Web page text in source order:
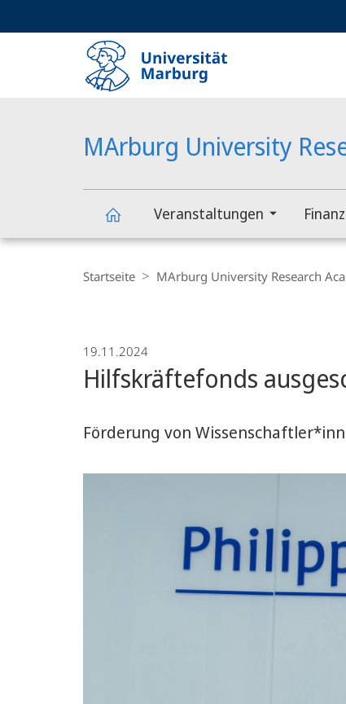
MArburg University
Academy
Veranstaltungen
Navigation
Startseite MArburg University Research
19.11.2024
Hilfskräftefonds
Förderung von